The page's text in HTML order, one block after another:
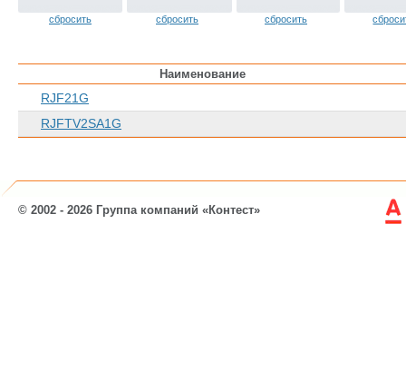
сбросить сбросить сбросить
Наименование
RJF21G
RJFTV2SA1G
© 2002 - 2026 Группа компаний «Контест»